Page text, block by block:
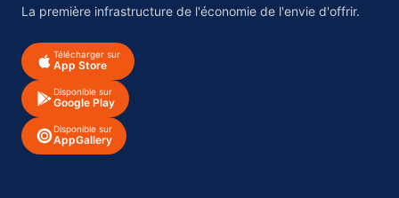
La première infrastructure de l'économie de l'envie d'offrir.
Télécharger sur
App Store
Disponible sur
Google Play
Disponible sur
AppGallery